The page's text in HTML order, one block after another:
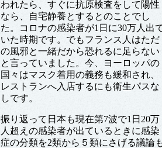
われたら、すぐに抗原検査をして陽性
なら、自宅静養とするとのことでし
た。コロナの感染者が1日に30万人出
いた時期です。でもフランス人はただ
の風邪と一緒だから恐れるに足らない
と言っていました。今、ヨーロッパの
国々はマスク着用の義務も緩和され、
レストランへ入店するにも衛生パスな
しです。
振り返って日本も現在第7波で1日20万
人超えの感染者が出ているときに感染
症の分類を2類から５類にさげる議論